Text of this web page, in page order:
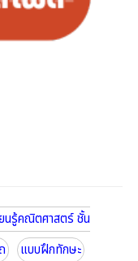
นรู้คณิตศาสตร์ ชั้น
แบบฝึกทักษะ